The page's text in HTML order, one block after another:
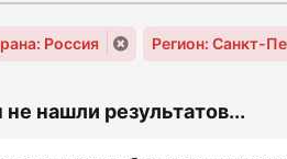
Россия Регион: Санкт-
нашли результатов...